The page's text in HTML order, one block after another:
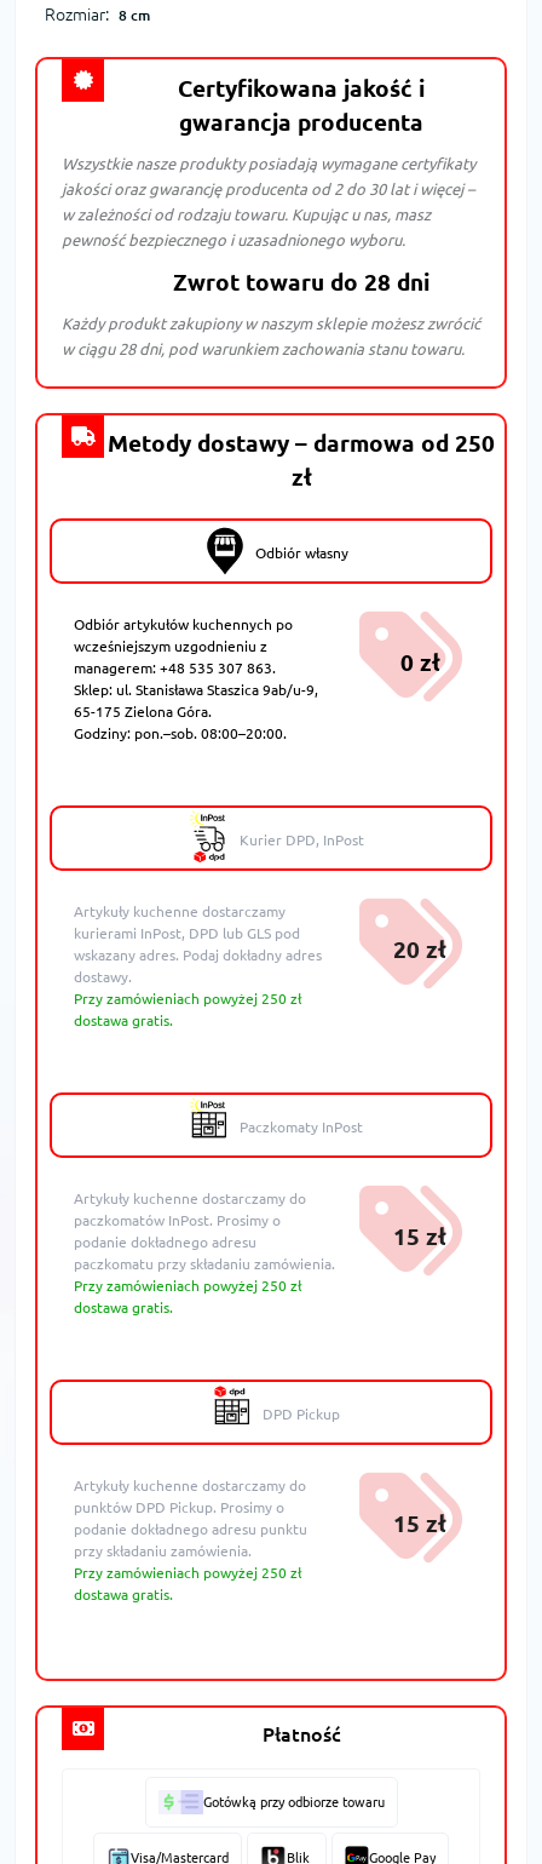
Rozmiar: 8 cm
Certyfikowana jakość i
gwarancja producenta
Wszystkie nasze produkty posiadają wymagane certyfikaty
jakości oraz gwarancję producenta od 2 do 30 lat i więcej –
w zależności od rodzaju towaru. Kupując u nas, masz
pewność bezpiecznego i uzasadnionego wyboru.
Zwrot towaru do 28 dni
Każdy produkt zakupiony w naszym sklepie możesz zwrócić
w ciągu 28 dni, pod warunkiem zachowania stanu towaru.
Metody dostawy – darmowa od 250
zł
Odbiór własny
Odbiór artykułów kuchennych po
wcześniejszym uzgodnieniu z
managerem: +48 535 307 863.
Sklep: ul. Stanisława Staszica 9ab/u-9,
65-175 Zielona Góra.
Godziny: pon.–sob. 08:00–20:00.
0 zł
Kurier DPD, InPost
Artykuły kuchenne dostarczamy
kurierami InPost, DPD lub GLS pod
wskazany adres. Podaj dokładny adres
dostawy.
Przy zamówieniach powyżej 250 zł
dostawa gratis.
20 zł
Paczkomaty InPost
Artykuły kuchenne dostarczamy do
paczkomatów InPost. Prosimy o
podanie dokładnego adresu
paczkomatu przy składaniu zamówienia.
Przy zamówieniach powyżej 250 zł
dostawa gratis.
15 zł
DPD Pickup
Artykuły kuchenne dostarczamy do
punktów DPD Pickup. Prosimy o
podanie dokładnego adresu punktu
przy składaniu zamówienia.
Przy zamówieniach powyżej 250 zł
dostawa gratis.
15 zł
Płatność
Gotówką przy odbiorze towaru
Visa/Mastercard Blik Google Pay